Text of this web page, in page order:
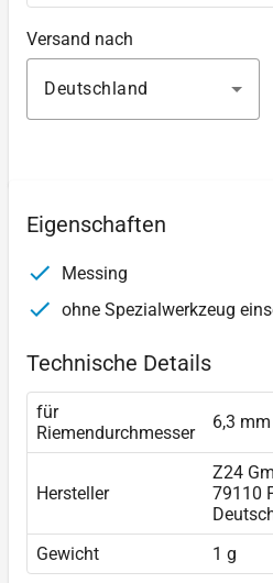
Versand nach
Deutschland
Eigenschaften
Messing
ohne Spezialwerkzeug
Technische Details
für
Riemendurchmesser
6,3 mm
Hersteller
Z24
79110
Gewicht
1 g